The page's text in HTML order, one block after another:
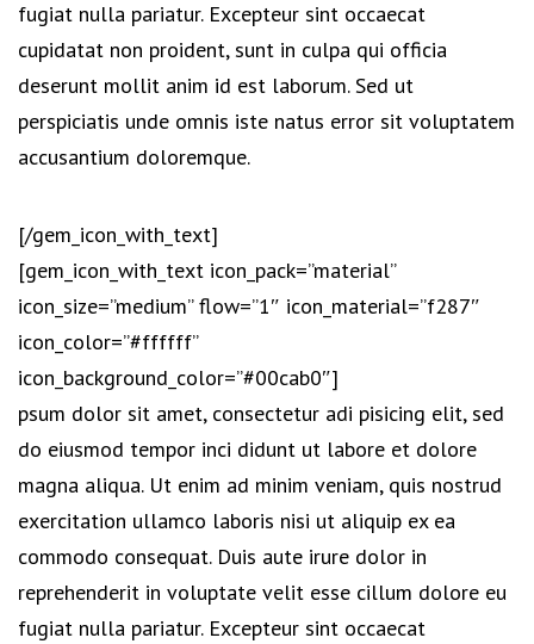
fugiat nulla pariatur. Excepteur sint occaecat
cupidatat non proident, sunt in culpa qui officia
deserunt mollit anim id est laborum. Sed ut
perspiciatis unde omnis iste natus error sit voluptatem
accusantium doloremque.
[/gem_icon_with_text]
[gem_icon_with_text icon_pack=”material”
icon_size=”medium” flow=”1″ icon_material=”f287″
icon_color=”#ffffff”
icon_background_color=”#00cab0″]
psum dolor sit amet, consectetur adi pisicing elit, sed
do eiusmod tempor inci didunt ut labore et dolore
magna aliqua. Ut enim ad minim veniam, quis nostrud
exercitation ullamco laboris nisi ut aliquip ex ea
commodo consequat. Duis aute irure dolor in
reprehenderit in voluptate velit esse cillum dolore eu
fugiat nulla pariatur. Excepteur sint occaecat